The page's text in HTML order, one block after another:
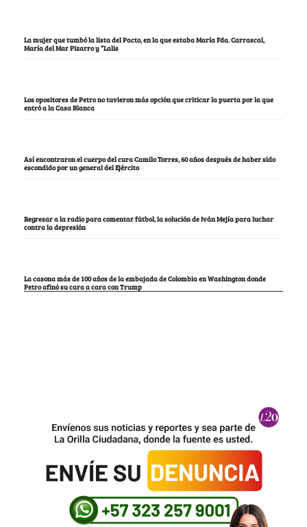
La mujer que tumbó la lista del Pacto, en la que estaba María Fda. Carrascal,
María del Mar Pizarro y “Lalis
Los opositores de Petro no tuvieron más opción que criticar la puerta por la que
entró a la Casa Blanca
Así encontraron el cuerpo del cura Camilo Torres, 60 años después de haber sido
escondido por un general del Ejército
Regresar a la radio para comentar fútbol, la solución de Iván Mejía para luchar
contra la depresión
La casona más de 100 años de la embajada de Colombia en Washington donde
Petro afinó su cara a cara con Trump